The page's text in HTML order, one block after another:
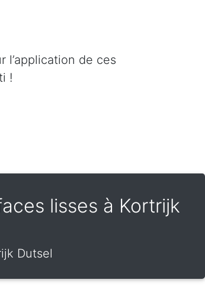
l’application de ces
!
lisses à Kortrijk
Dutsel